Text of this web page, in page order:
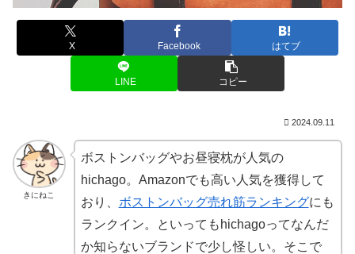
X Facebook はてブ
LINE コピー
2024.09.11
きにねこ
ボストンバッグやお昼寝枕が人気の
hichago。Amazonでも高い人気を獲得して
おり、 ボストンバッグ売れ筋ランキングにも
ランクイン。といってもhichagoってなんだ
か知らないブランドで少し怪しい。そこで